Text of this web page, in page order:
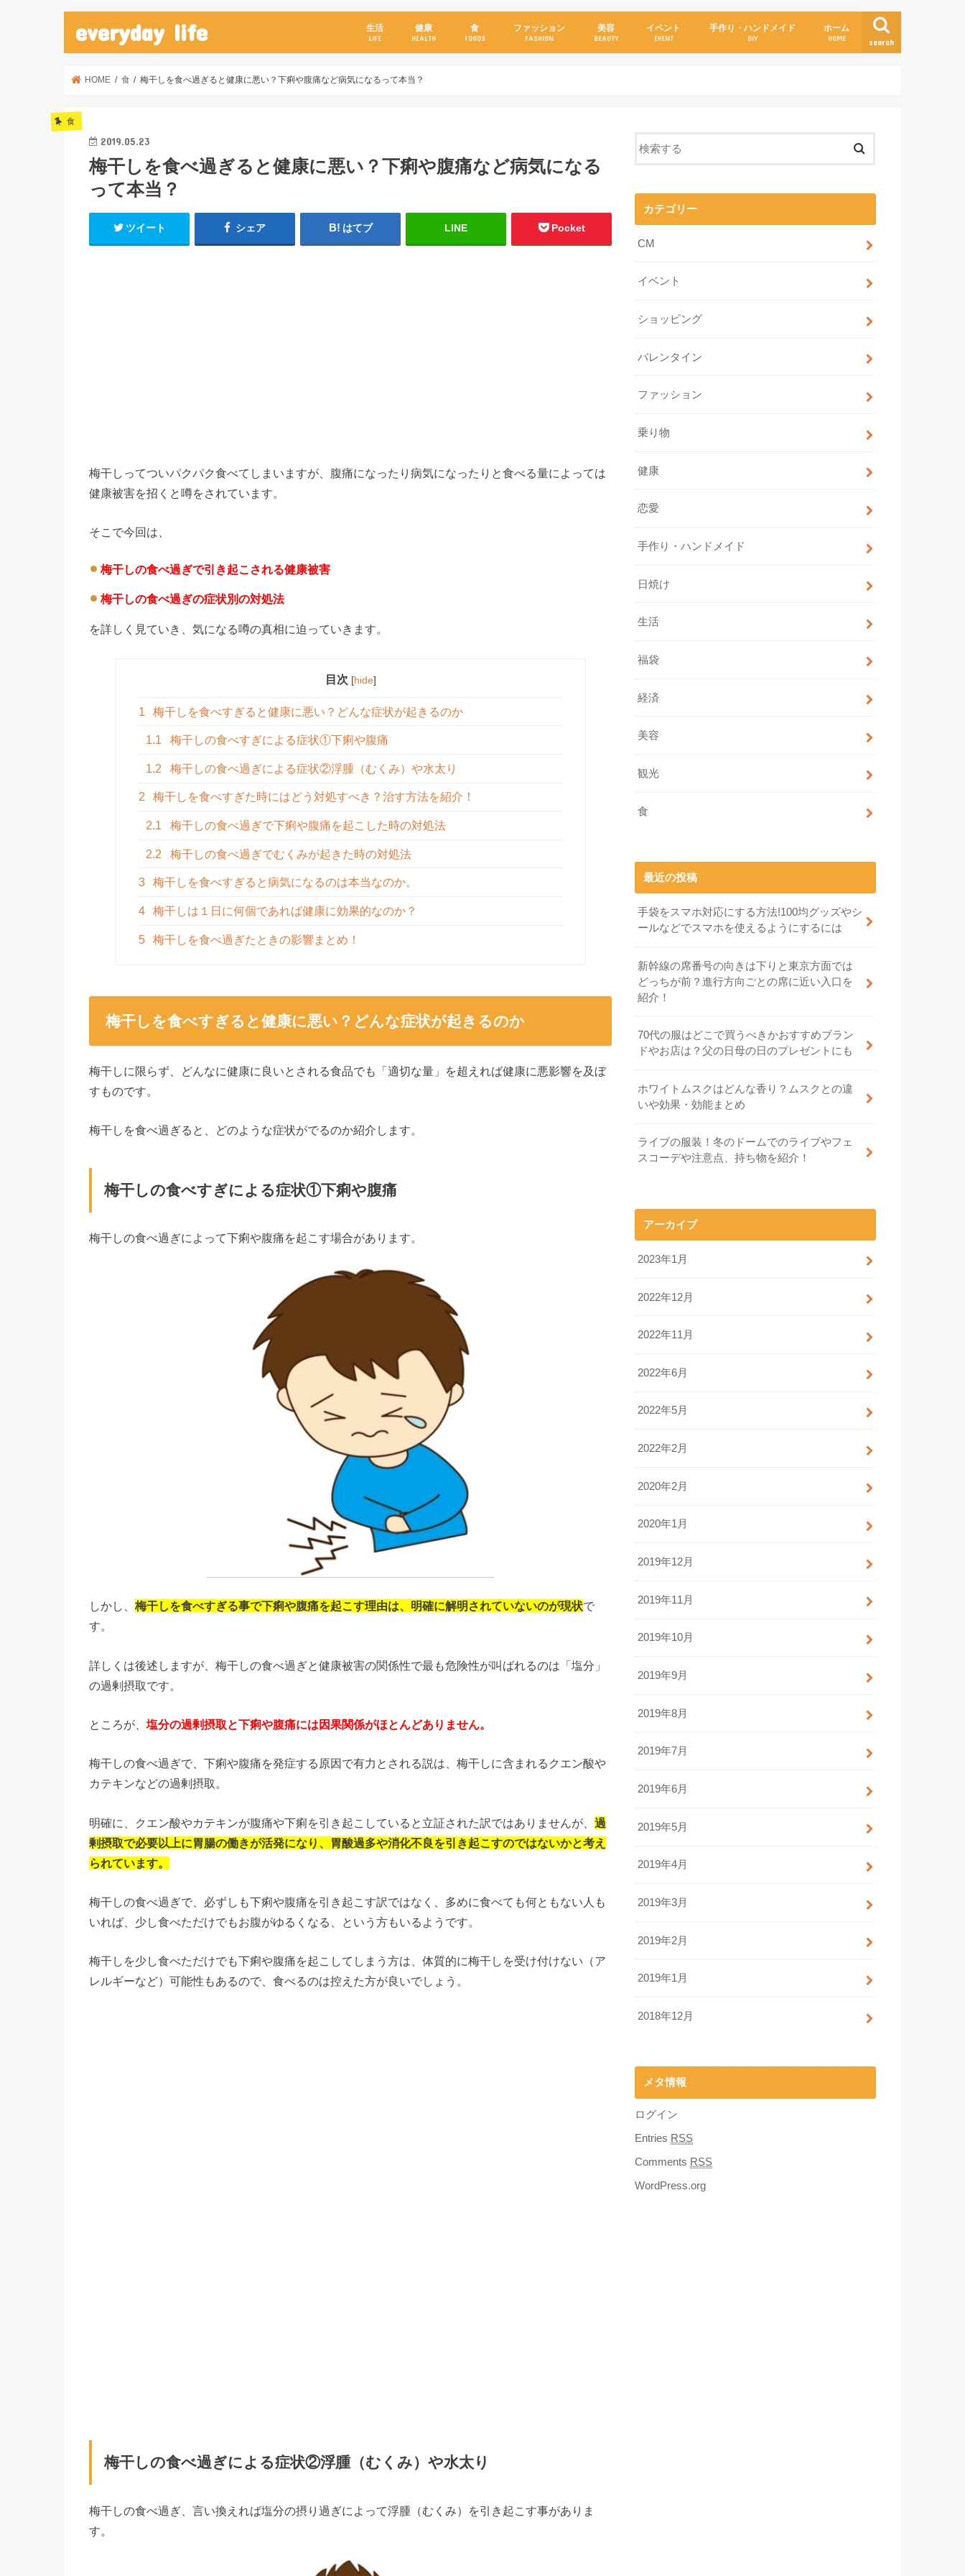
everyday life search
生活
LIFE
健康
HEALTH
食
FOODS
ファッション
FASHION
美容
BEAUTY
イベント
EVENT
手作り・ハンドメイド
DIY
ホーム
HOME
HOME 食 梅干しを食べ過ぎると健康に悪い？下痢や腹痛など病気になるって本当？
食
2019.05.23
梅干しを食べ過ぎると健康に悪い？下痢や腹痛など病気になる
って本当？
ツイート シェア はてブ LINE Pocket
梅干しってついパクパク食べてしまいますが、腹痛になったり病気になったりと食べる量によっては
健康被害を招くと噂をされています。
そこで今回は、
梅干しの食べ過ぎで引き起こされる健康被害
梅干しの食べ過ぎの症状別の対処法
を詳しく見ていき、気になる噂の真相に迫っていきます。
目次 [hide]
1 梅干しを食べすぎると健康に悪い？どんな症状が起きるのか
1.1 梅干しの食べすぎによる症状①下痢や腹痛
1.2 梅干しの食べ過ぎによる症状②浮腫（むくみ）や水太り
2 梅干しを食べすぎた時にはどう対処すべき？治す方法を紹介！
2.1 梅干しの食べ過ぎで下痢や腹痛を起こした時の対処法
2.2 梅干しの食べ過ぎでむくみが起きた時の対処法
3 梅干しを食べすぎると病気になるのは本当なのか。
4 梅干しは１日に何個であれば健康に効果的なのか？
5 梅干しを食べ過ぎたときの影響まとめ！
梅干しを食べすぎると健康に悪い？どんな症状が起きるのか
梅干しに限らず、どんなに健康に良いとされる食品でも「適切な量」を超えれば健康に悪影響を及ぼ
すものです。
梅干しを食べ過ぎると、どのような症状がでるのか紹介します。
梅干しの食べすぎによる症状①下痢や腹痛
梅干しの食べ過ぎによって下痢や腹痛を起こす場合があります。
しかし、 梅干しを食べすぎる事で下痢や腹痛を起こす理由は、明確に解明されていないのが現状で
す。
詳しくは後述しますが、梅干しの食べ過ぎと健康被害の関係性で最も危険性が叫ばれるのは「塩分」
の過剰摂取です。
ところが、 塩分の過剰摂取と下痢や腹痛には因果関係がほとんどありません。
梅干しの食べ過ぎで、下痢や腹痛を発症する原因で有力とされる説は、梅干しに含まれるクエン酸や
カテキンなどの過剰摂取。
明確に、クエン酸やカテキンが腹痛や下痢を引き起こしていると立証された訳ではありませんが、 過
剰摂取で必要以上に胃腸の働きが活発になり、胃酸過多や消化不良を引き起こすのではないかと考え
られています。
梅干しの食べ過ぎで、必ずしも下痢や腹痛を引き起こす訳ではなく、多めに食べても何ともない人も
いれば、少し食べただけでもお腹がゆるくなる、という方もいるようです。
梅干しを少し食べただけでも下痢や腹痛を起こしてしまう方は、体質的に梅干しを受け付けない（ア
レルギーなど）可能性もあるので、食べるのは控えた方が良いでしょう。
梅干しの食べ過ぎによる症状②浮腫（むくみ）や水太り
梅干しの食べ過ぎ、言い換えれば塩分の摂り過ぎによって浮腫（むくみ）を引き起こす事がありま
す。
カテゴリー
CM
イベント
ショッピング
バレンタイン
ファッション
乗り物
健康
恋愛
手作り・ハンドメイド
日焼け
生活
福袋
経済
美容
観光
食
最近の投稿
手袋をスマホ対応にする方法!100均グッズやシ
ールなどでスマホを使えるようにするには
新幹線の席番号の向きは下りと東京方面では
どっちが前？進行方向ごとの席に近い入口を
紹介！
70代の服はどこで買うべきかおすすめブラン
ドやお店は？父の日母の日のプレゼントにも
ホワイトムスクはどんな香り？ムスクとの違
いや効果・効能まとめ
ライブの服装！冬のドームでのライブやフェ
スコーデや注意点、持ち物を紹介！
アーカイブ
2023年1月
2022年12月
2022年11月
2022年6月
2022年5月
2022年2月
2020年2月
2020年1月
2019年12月
2019年11月
2019年10月
2019年9月
2019年8月
2019年7月
2019年6月
2019年5月
2019年4月
2019年3月
2019年2月
2019年1月
2018年12月
メタ情報
ログイン
Entries RSS
Comments RSS
WordPress.org